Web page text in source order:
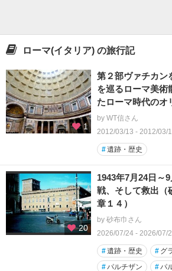
ローマ(イタリア) の旅行記
1
第２部ヴァチカン
を巡るローマ美術
たローマ時代のオ
by WT信さん
2012/03/13 - 2012/03/
#遺跡・歴史
20
1943年7月24日
戦、そして救出
章１４）
by 砂布巾さん
2026/07/24 - 2026/07/
#遺跡・歴史 # グ
#パルチザン #パ